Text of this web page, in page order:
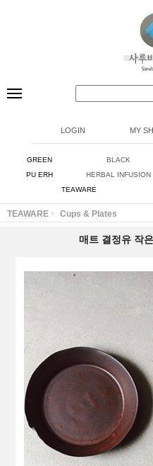
LOGIN MY
GREEN BLACK
PU ERH
HERBAL INFUSION
TEAWARE
TEAWARE Cups & Plates
매트 결정유 작